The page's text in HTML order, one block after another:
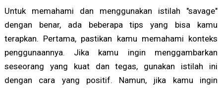
Untuk memahami dan menggunakan istilah "savage"
dengan benar, ada beberapa tips yang bisa kamu
terapkan. Pertama, pastikan kamu memahami konteks
penggunaannya. Jika kamu ingin menggambarkan
seseorang yang kuat dan tegas, gunakan istilah ini
dengan cara yang positif. Namun, jika kamu ingin